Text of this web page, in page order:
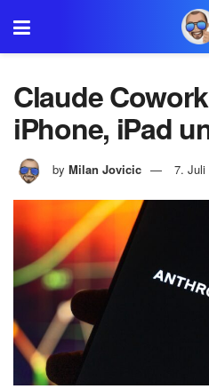
Claude
iPhone, iPad
by Milan Jovicic 7. Juli